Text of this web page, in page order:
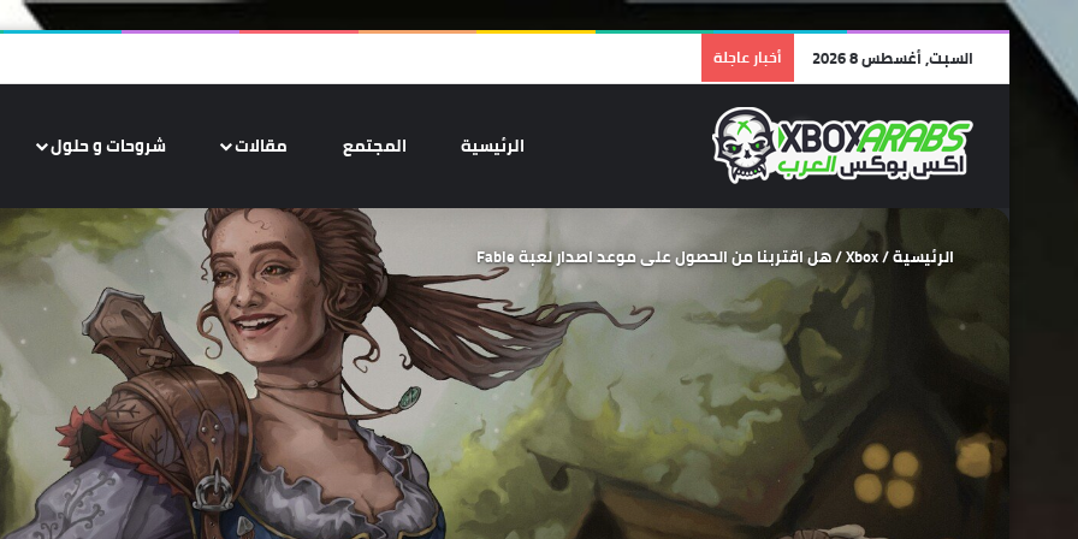
السبت, أغسطس 8 2026 أخبار عاجلة
الرئيسية المجتمع مقالات شروحات و حلول
الرئيسية/
Xbox
/هل اقتربنا من الحصول على موعد اصدار لعبة Fable